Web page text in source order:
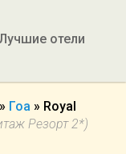
отели
» Гоа » Royal
Резорт 2*)